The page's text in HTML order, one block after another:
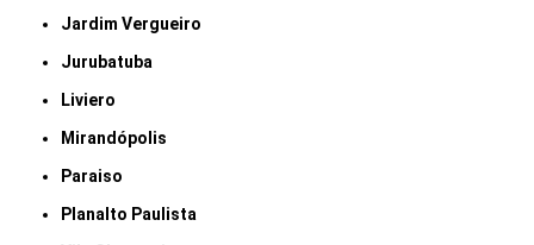
Jardim Vergueiro
Jurubatuba
Liviero
Mirandópolis
Paraiso
Planalto Paulista